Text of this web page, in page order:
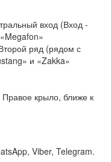
вход (Вход -
ряд (рядом с
и «Zakka»
крыло, ближе к
Viber, Telegram.